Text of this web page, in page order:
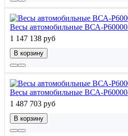
Весы автомобильные ВСА-
1 147 138 руб
В корзину
Весы автомобильные ВСА-
1 487 703 руб
В корзину